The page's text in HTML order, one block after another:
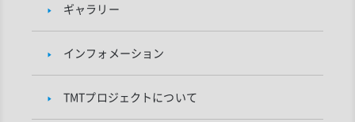
ギャラリー
インフォメーション
TMTプロジェクトについて